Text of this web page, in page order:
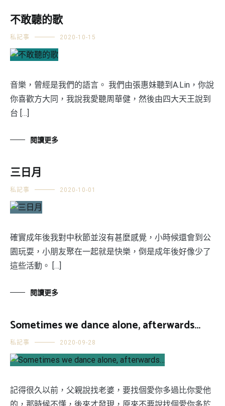
不敢聽的歌
私記事 2020-10-15
音樂，曾經是我們的語言。 我們由張惠妹聽到A.Lin，你說
你喜歡方大同，我說我愛聽周華健，然後由四大天王說到
台 […]
閱讀更多
三日月
私記事 2020-10-01
確實成年後我對中秋節並沒有甚麼感覺，小時候還會到公
園玩耍，小朋友聚在一起就是快樂，倒是成年後好像少了
這些活動。 […]
閱讀更多
Sometimes we dance alone, afterwards…
私記事 2020-09-28
記得很久以前，父親說找老婆，要找個愛你多過比你愛他